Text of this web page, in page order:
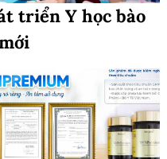
triển Y học bào